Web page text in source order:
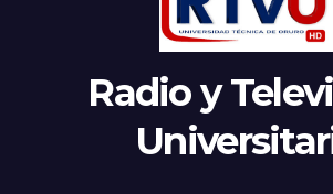
Radio y